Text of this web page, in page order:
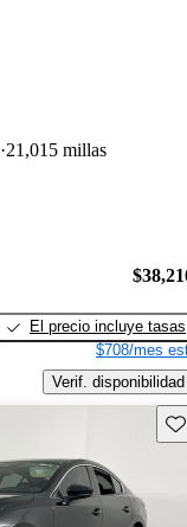
21,015 millas
El precio incluye tasas
$708/mes
Verif. disponibilidad